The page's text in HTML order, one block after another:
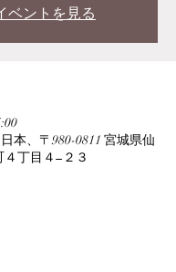
ベントを見る
本、〒980-0811 宮城県仙
丁目４−２３